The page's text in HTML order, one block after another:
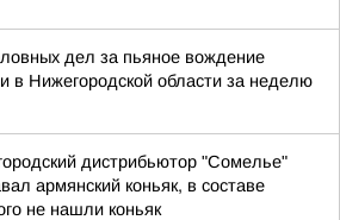
дел за пьяное вождение
в Нижегородской области за неделю
дистрибьютор "Сомелье"
армянский коньяк, в составе
не нашли коньяк